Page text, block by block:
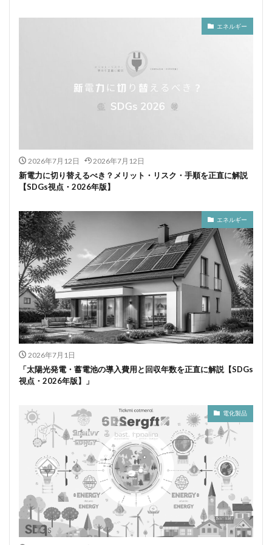
エネルギー
2026年7月12日 2026年7月12日
新電力に切り替えるべき？メリット・リスク・手順を正直に解説
【SDGs視点・2026年版】
エネルギー
2026年7月1日
「太陽光発電・蓄電池の導入費用と回収年数を正直に解説【SDGs
視点・2026年版】」
電化製品